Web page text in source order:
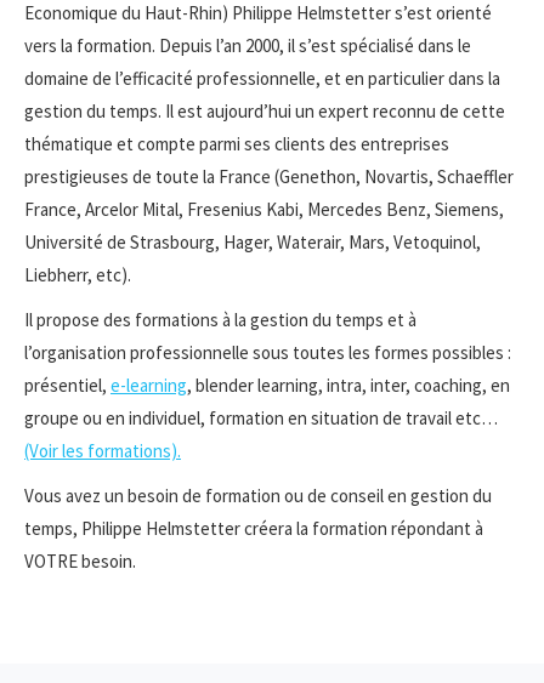
Economique du Haut-Rhin) Philippe Helmstetter s’est orienté
vers la formation. Depuis l’an 2000, il s’est spécialisé dans le
domaine de l’efficacité professionnelle, et en particulier dans la
gestion du temps. Il est aujourd’hui un expert reconnu de cette
thématique et compte parmi ses clients des entreprises
prestigieuses de toute la France (Genethon, Novartis, Schaeffler
France, Arcelor Mital, Fresenius Kabi, Mercedes Benz, Siemens,
Université de Strasbourg, Hager, Waterair, Mars, Vetoquinol,
Liebherr, etc).
Il propose des formations à la gestion du temps et à
l’organisation professionnelle sous toutes les formes possibles :
présentiel, e-learning, blender learning, intra, inter, coaching, en
groupe ou en individuel, formation en situation de travail etc…
(Voir les formations).
Vous avez un besoin de formation ou de conseil en gestion du
temps, Philippe Helmstetter créera la formation répondant à
VOTRE besoin.